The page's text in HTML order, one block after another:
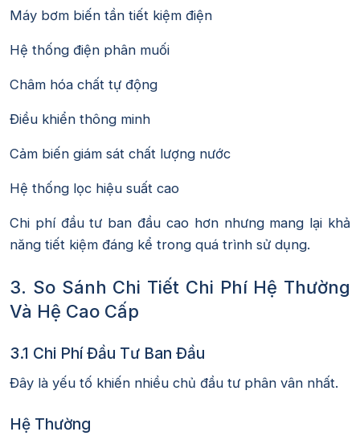
Máy bơm biến tần tiết kiệm điện
Hệ thống điện phân muối
Châm hóa chất tự động
Điều khiển thông minh
Cảm biến giám sát chất lượng nước
Hệ thống lọc hiệu suất cao
Chi phí đầu tư ban đầu cao hơn nhưng mang lại khả
năng tiết kiệm đáng kể trong quá trình sử dụng.
3. So Sánh Chi Tiết Chi Phí Hệ Thường
Và Hệ Cao Cấp
3.1 Chi Phí Đầu Tư Ban Đầu
Đây là yếu tố khiến nhiều chủ đầu tư phân vân nhất.
Hệ Thường